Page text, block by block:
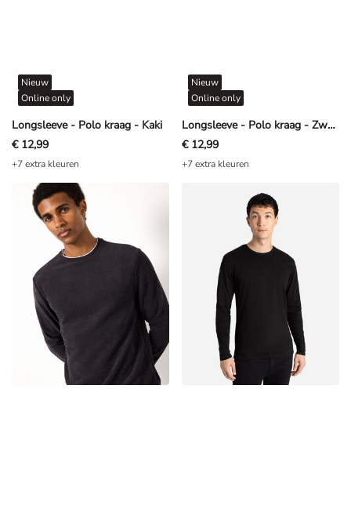
Longsleeve - Polo kraag - Kaki
Nieuw
Online only
€ 12,99
+7 extra kleuren
Longsleeve - Polo kraag - Zwart
Nieuw
Online only
€ 12,99
+7 extra kleuren